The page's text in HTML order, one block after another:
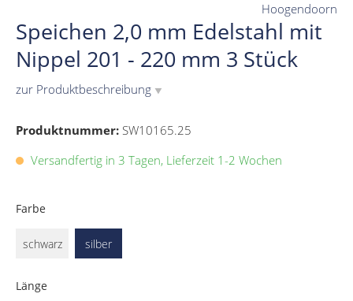
Speichen 2,0 mm Edelstahl mit
Nippel 201 - 220 mm 3 Stück
zur Produktbeschreibung ▼
Hoogendoorn
Produktnummer: SW10165.25
Versandfertig in 3 Tagen, Lieferzeit 1-2 Wochen
Farbe
schwarz silber
Länge